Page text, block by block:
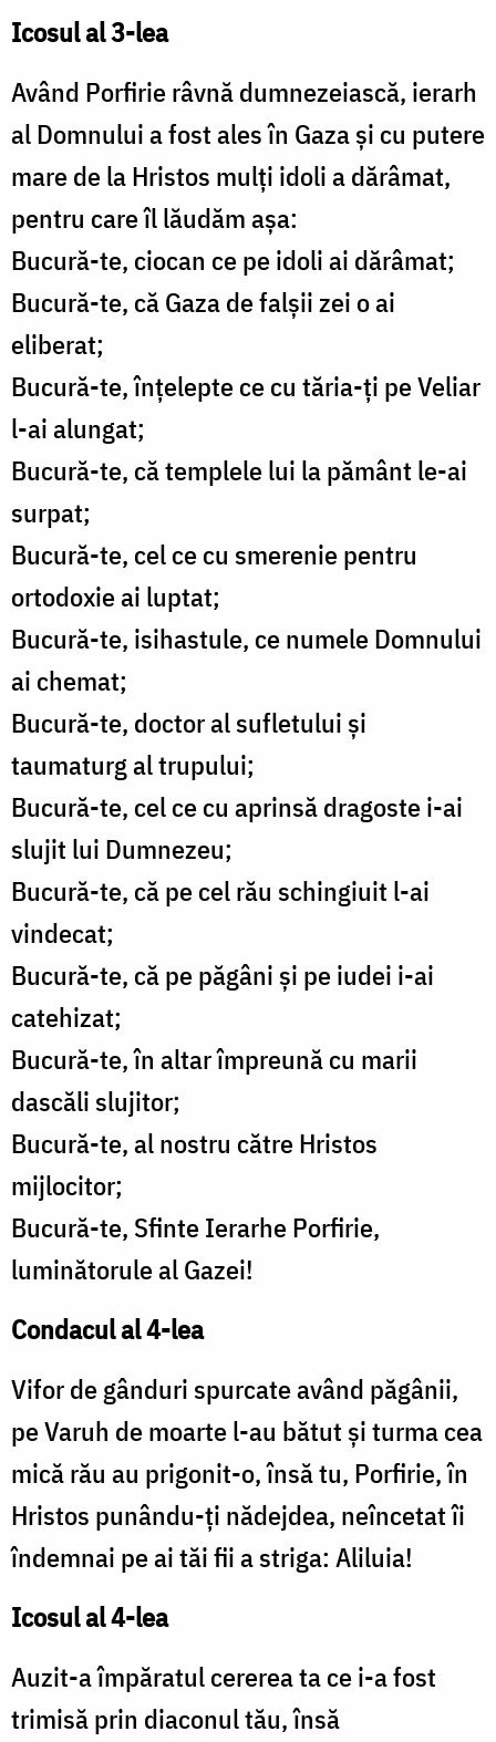
Icosul al 3-lea
Având Porfirie râvnă dumnezeiască, ierarh
al Domnului a fost ales în Gaza și cu putere
mare de la Hristos mulți idoli a dărâmat,
pentru care îl lăudăm așa:
Bucură-te, ciocan ce pe idoli ai dărâmat;
Bucură-te, că Gaza de falșii zei o ai
eliberat;
Bucură-te, înțelepte ce cu tăria-ți pe Veliar
l-ai alungat;
Bucură-te, că templele lui la pământ le-ai
surpat;
Bucură-te, cel ce cu smerenie pentru
ortodoxie ai luptat;
Bucură-te, isihastule, ce numele Domnului
ai chemat;
Bucură-te, doctor al sufletului și
taumaturg al trupului;
Bucură-te, cel ce cu aprinsă dragoste i-ai
slujit lui Dumnezeu;
Bucură-te, că pe cel rău schingiuit l-ai
vindecat;
Bucură-te, că pe păgâni și pe iudei i-ai
catehizat;
Bucură-te, în altar împreună cu marii
dascăli slujitor;
Bucură-te, al nostru către Hristos
mijlocitor;
Bucură-te, Sfinte Ierarhe Porfirie,
luminătorule al Gazei!
Condacul al 4-lea
Vifor de gânduri spurcate având păgânii,
pe Varuh de moarte l-au bătut și turma cea
mică rău au prigonit-o, însă tu, Porfirie, în
Hristos punându-ți nădejdea, neîncetat îi
îndemnai pe ai tăi fii a striga: Aliluia!
Icosul al 4-lea
Auzit-a împăratul cererea ta ce i-a fost
trimisă prin diaconul tău, însă